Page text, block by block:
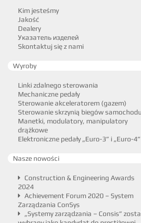
Kim jesteśmy
Jakość
Dealery
Указатель изделей
Skontaktuj się z nami
Wyroby
Linki zdalnego sterowania
Mechaniczne pedały
Sterowanie akceleratorem (gazem)
Sterowanie skrzynią biegów samochodu
Manetki, modulatory, manipulatory
drążkowe
Elektroniczne pedały „Euro-3” i „Euro-4”
Nasze nowości
Construction & Engineering Awards
2024
Achievement Forum 2020 – System
Zarządzania ConSys
„Systemy zarządzania – Consis”